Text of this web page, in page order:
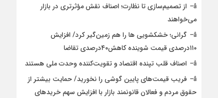
از تصمیم‌سازی تا نظارت؛ اصناف نقش مؤثرتری در بازار
می‌خواهند
گرانی؛ خشکشویی‌ ها را هم زمین‌گیر کرد/ افزایش
۱۱۰درصدی قیمت شوینده کاهش۴۰درصدی تقاضا
اصناف قلب تپنده اقتصاد و تقویت‌کننده وحدت ملی هستند
فریب قیمت‌های پایین گوشی را نخورید/ حمایت بیشتر از
حقوق مردم و فعالان قانونمند بازار با افزایش سهم خریدهای